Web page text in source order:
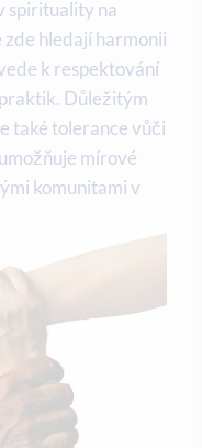
spirituality na
hledají harmonii
k respektování
Důležitým
také tolerance vůči
mírové
komunitami v